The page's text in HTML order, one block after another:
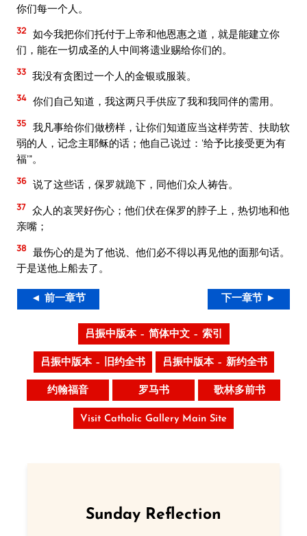
你们每一个人。
32 如今我把你们托付于上帝和他恩惠之道，就是能建立你
们，能在一切成圣的人中间将遗业赐给你们的。
33 我没有贪图过一个人的金银或服装。
34 你们自己知道，我这两只手供应了我和我同伴的需用。
35 我凡事给你们做榜样，让你们知道应当这样劳苦、扶助软
弱的人，记念主耶稣的话；他自己说过：‘给予比接受更为有
福’”。
36 说了这些话，保罗就跪下，同他们众人祷告。
37 众人的哀哭好伤心；他们伏在保罗的脖子上，热切地和他
亲嘴；
38 最伤心的是为了他说、他们必不得以再见他的面那句话。
于是送他上船去了。
◄ 前一章节 下一章节 ►
吕振中版本 – 简体中文 – 索引
吕振中版本 – 旧约全书 吕振中版本 – 新约全书
约翰福音 罗马书 歌林多前书
Visit Catholic Gallery Main Site
Sunday Reflection